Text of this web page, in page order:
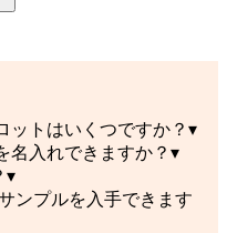
ットはいくつですか？ ▾
名入れできますか？ ▾
▾
ンプルを入手できます